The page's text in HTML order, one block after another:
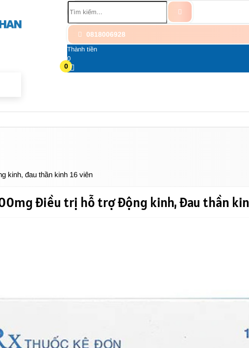
0818006928
Thành tiền
0
0
kinh, đau thần kinh 16 viên
điều trị hỗ trợ động kinh, đau thần